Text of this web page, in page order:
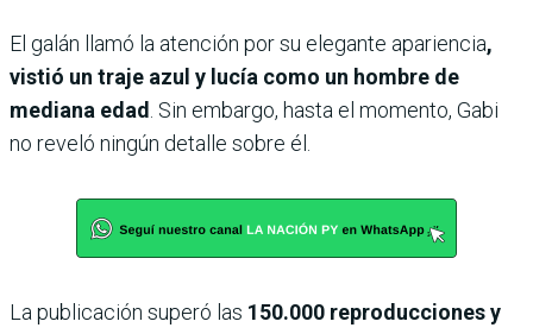
El galán llamó la atención por su elegante apariencia,
vistió un traje azul y lucía como un hombre de
mediana edad . Sin embargo, hasta el momento, Gabi
no reveló ningún detalle sobre él.
La publicación superó las 150.000 reproducciones y